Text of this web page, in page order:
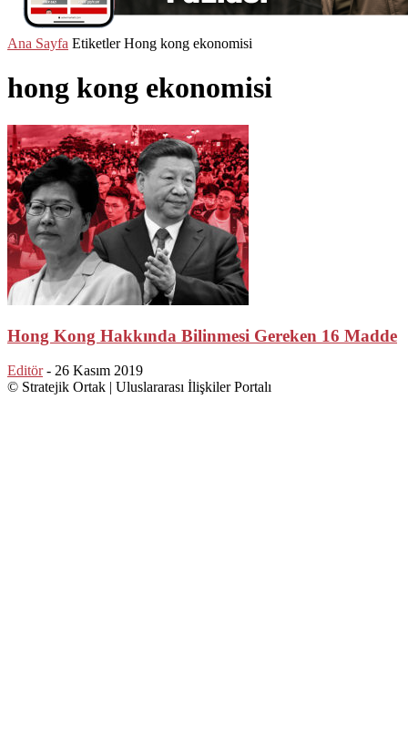
Ana Sayfa Etiketler Hong kong ekonomisi
hong kong ekonomisi
Hong Kong Hakkında Bilinmesi Gereken 16 Madde
Editör - 26 Kasım 2019
© Stratejik Ortak | Uluslararası İlişkiler Portalı